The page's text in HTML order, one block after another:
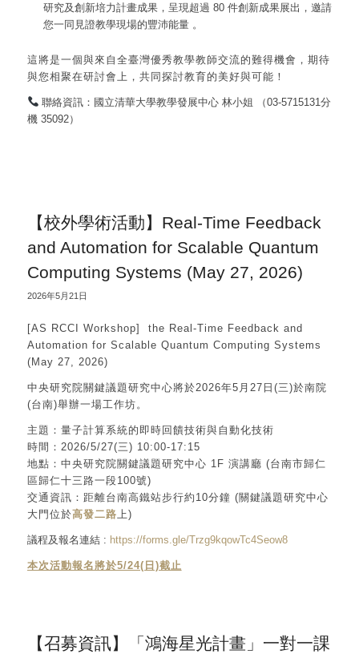
研究及創新培力計畫成果，呈現超過 80 件創新成果展出，邀請
您一同見證教學現場的豐沛能量 。
這將是一個與來自全臺灣優秀教學教師交流的難得機會，期待
與您相聚在研討會上，共同探討教育的美好與可能！
聯絡資訊：國立清華大學教學發展中心 林小姐 （03-5715131分
機 35092）
【校外學術活動】Real-Time Feedback
and Automation for Scalable Quantum
Computing Systems (May 27, 2026)
2026年5月21日
[AS RCCI Workshop] the Real-Time Feedback and
Automation for Scalable Quantum Computing Systems
(May 27, 2026)
中央研究院關鍵議題研究中心將於2026年5月27日(三)於南院
(台南)舉辦一場工作坊。
主題：量子計算系統的即時回饋技術與自動化技術
時間：2026/5/27(三) 10:00-17:15
地點：中央研究院關鍵議題研究中心 1F 演講廳 (台南市歸仁
區歸仁十三路一段100號)
交通資訊：距離台南高鐵站步行約10分鐘 (關鍵議題研究中心
大門位於高發二路 上)
議程及報名連結 : https://forms.gle/Trzg9kqowTc4Seow8
本次活動報名將於5/24(日)截止
【召募資訊】「鴻海星光計畫」一對一課